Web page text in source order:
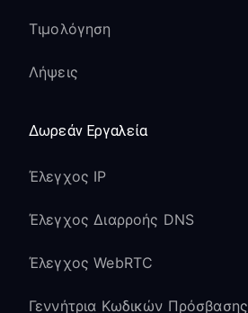
Τιμολόγηση
Λήψεις
Δωρεάν Εργαλεία
Έλεγχος IP
Έλεγχος Διαρροής DNS
Έλεγχος WebRTC
Γεννήτρια Κωδικών Πρόσβασης